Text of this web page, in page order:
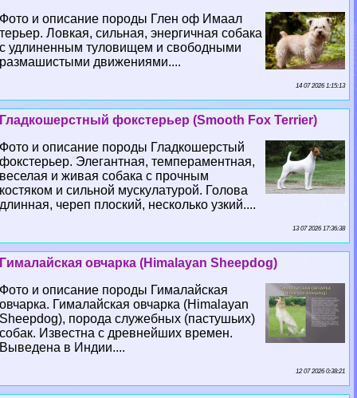
Фото и описание породы Глен оф Имаал
терьер. Ловкая, сильная, энергичная собака
с удлиненным туловищем и свободными
размашистыми движениями....
14 07 2026 1:15:13
Гладкошерстный фокстерьер (Smooth Fox Terrier)
Фото и описание породы Гладкошерстый
фокстерьер. Элегантная, темпераментная,
веселая и живая собака с прочным
костяком и сильной мускулатурой. Голова
длинная, череп плоский, несколько узкий....
13 07 2026 17:36:38
Гималайская овчарка (Himalayan Sheepdog)
Фото и описание породы Гималайская
овчарка. Гималайская овчарка (Himalayan
Sheepdog), порода служебных (пастушьих)
собак. Известна с древнейших времен.
Выведена в Индии....
12 07 2026 0:38:21